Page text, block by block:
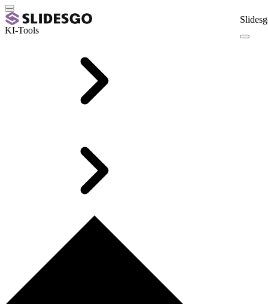
KI-Tools